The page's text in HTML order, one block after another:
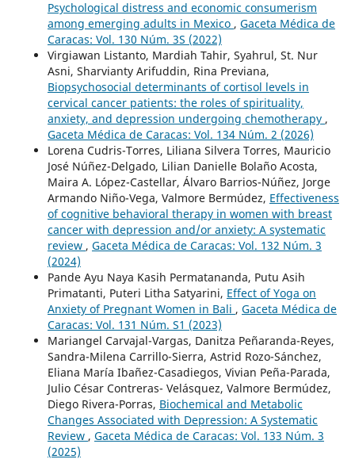
Psychological distress and economic consumerism
among emerging adults in Mexico , Gaceta Médica de
Caracas: Vol. 130 Núm. 3S (2022)
Virgiawan Listanto, Mardiah Tahir, Syahrul, St. Nur
Asni, Sharvianty Arifuddin, Rina Previana,
Biopsychosocial determinants of cortisol levels in
cervical cancer patients: the roles of spirituality,
anxiety, and depression undergoing chemotherapy ,
Gaceta Médica de Caracas: Vol. 134 Núm. 2 (2026)
Lorena Cudris-Torres, Liliana Silvera Torres, Mauricio
José Núñez-Delgado, Lilian Danielle Bolaño Acosta,
Maira A. López-Castellar, Álvaro Barrios-Núñez, Jorge
Armando Niño-Vega, Valmore Bermúdez, Effectiveness
of cognitive behavioral therapy in women with breast
cancer with depression and/or anxiety: A systematic
review , Gaceta Médica de Caracas: Vol. 132 Núm. 3
(2024)
Pande Ayu Naya Kasih Permatananda, Putu Asih
Primatanti, Puteri Litha Satyarini, Effect of Yoga on
Anxiety of Pregnant Women in Bali , Gaceta Médica de
Caracas: Vol. 131 Núm. S1 (2023)
Mariangel Carvajal-Vargas, Danitza Peñaranda-Reyes,
Sandra-Milena Carrillo-Sierra, Astrid Rozo-Sánchez,
Eliana María Ibañez-Casadiegos, Vivian Peña-Parada,
Julio César Contreras- Velásquez, Valmore Bermúdez,
Diego Rivera-Porras, Biochemical and Metabolic
Changes Associated with Depression: A Systematic
Review , Gaceta Médica de Caracas: Vol. 133 Núm. 3
(2025)